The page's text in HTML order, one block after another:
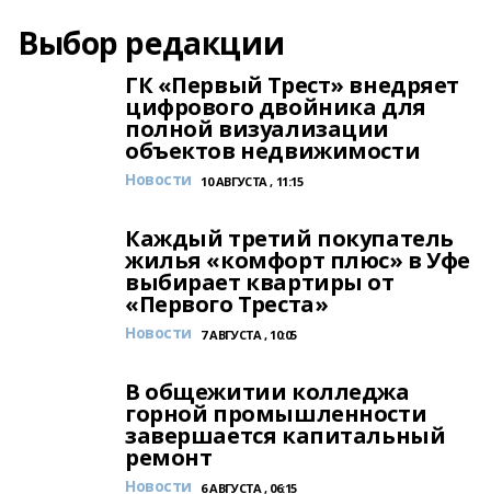
Выбор редакции
ГК «Первый Трест» внедряет
цифрового двойника для
полной визуализации
объектов недвижимости
Новости 10 АВГУСТА , 11:15
Каждый третий покупатель
жилья «комфорт плюс» в Уфе
выбирает квартиры от
«Первого Треста»
Новости 7 АВГУСТА , 10:05
В общежитии колледжа
горной промышленности
завершается капитальный
ремонт
Новости 6 АВГУСТА , 06:15